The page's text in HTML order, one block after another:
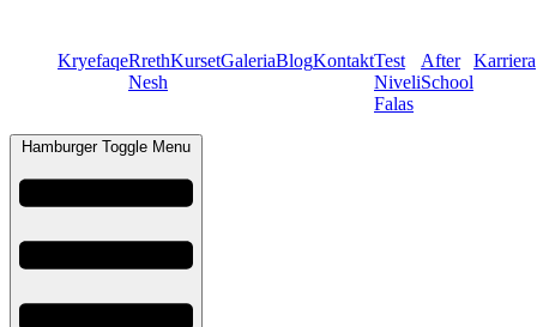
KryefaqeRreth
Nesh
KursetGaleriaBlogKontaktTest
Niveli
Falas
After
School
Karriera
Hamburger Toggle Menu